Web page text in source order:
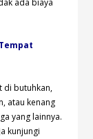
ada biaya
di butuhkan,
atau kenang
yang lainnya.
kunjungi